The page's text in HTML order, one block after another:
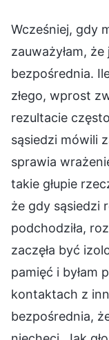
Wcześniej, gdy
zauważyłam,
bezpośrednia.
złego, wprost
rezultacie
sąsiedzi mówili
sprawia
takie głupie
że gdy sąsiedzi
podchodziła,
zaczęła być
pamięć i byłam
kontaktach z
bezpośrednia,